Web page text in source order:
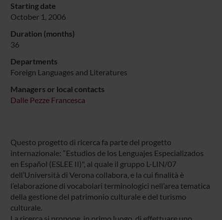
Starting date
October 1, 2006
Duration (months)
36
Departments
Foreign Languages and Literatures
Managers or local contacts
Dalle Pezze Francesca
Questo progetto di ricerca fa parte del progetto
internazionale: “Estudios de los Lenguajes Especializados
en Español (ESLEE II)", al quale il gruppo L-LIN/07
dell’Università di Verona collabora, e la cui finalità è
l’elaborazione di vocabolari terminologici nell’area tematica
della gestione del patrimonio culturale e del turismo
culturale.